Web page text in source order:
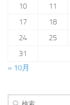
10
11
17
18
24
25
31
« 10月
検